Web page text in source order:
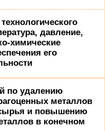
давление,
химические
его
по удалению
металлов
и повышению
в конечном